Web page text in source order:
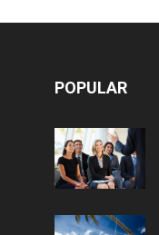
POPULAR